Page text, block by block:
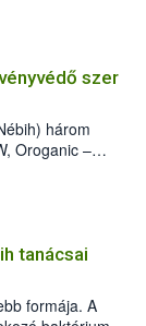
szer
három
Oroganic –
követően,
további
kiskerti
is
tanácsai
formája. A